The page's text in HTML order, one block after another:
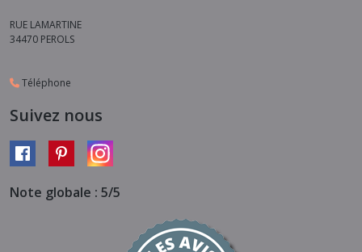
RUE LAMARTINE
34470 PEROLS
Téléphone
Suivez nous
Note globale : 5/5